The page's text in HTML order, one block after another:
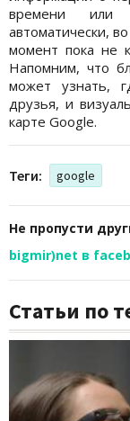
времени или
автоматически,
момент пока не
Напомним, что
может узнать,
друзья, и
картe Google.
Теги: google
Не пропусти
bigmir)net в
Статьи по